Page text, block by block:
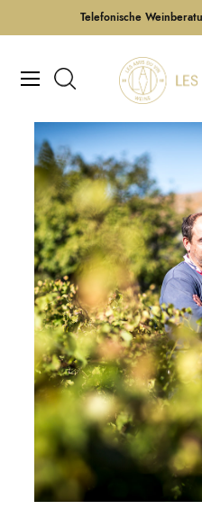
Telefonische
Inhalt